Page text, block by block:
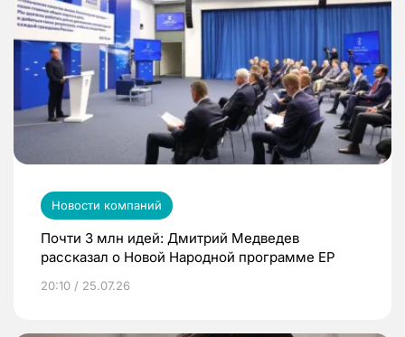
Новости компаний
Почти 3 млн идей: Дмитрий Медведев
рассказал о Новой Народной программе ЕР
20:10 / 25.07.26